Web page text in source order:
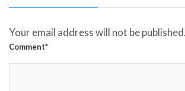
Your email address will not be published.
Comment*